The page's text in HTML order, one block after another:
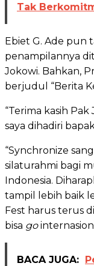
Tak
Ebiet G. Ade pun
penampilannya
Jokowi. Bahkan,
berjudul “Berita
“Terima kasih
saya dihadiri
“Synchronize
silaturahmi bagi
Indonesia.
tampil lebih baik
Fest harus terus
bisa go
BACA JUGA: